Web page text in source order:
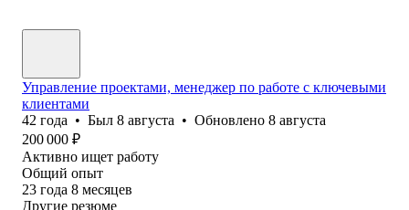
Управление проектами, менеджер по работе с ключевыми
клиентами
42 года • Был 8 августа • Обновлено 8 августа
200 000 ₽
Активно ищет работу
Общий опыт
23 года 8 месяцев
Другие резюме